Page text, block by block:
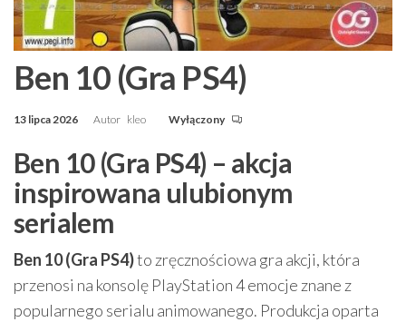
Ben 10 (Gra PS4)
13 lipca 2026 Autor kleo Wyłączony
Ben 10 (Gra PS4) – akcja
inspirowana ulubionym
serialem
Ben 10 (Gra PS4)to zręcznościowa gra akcji, która
przenosi na konsolę PlayStation 4 emocje znane z
popularnego serialu animowanego. Produkcja oparta